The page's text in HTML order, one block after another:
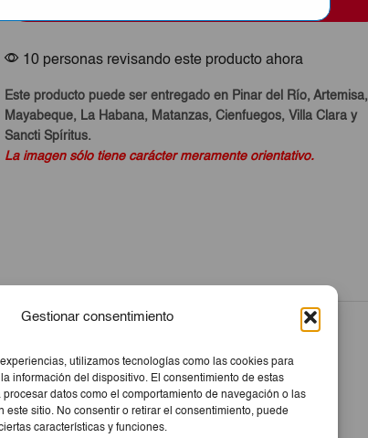
Gestionar consentimiento
utilizamos tecnologías como las cookies para
información del dispositivo. El consentimiento de estas
datos como el comportamiento de navegación o las
este sitio. No consentir o retirar el consentimiento, puede
características y funciones.
€12,00.€9,60.
10 personas revisando este producto ahora
Este producto puede ser entregado en Pinar del Río, Artemisa,
Mayabeque, La Habana, Matanzas, Cienfuegos, Villa Clara y
Sancti Spíritus.
La imagen sólo tiene carácter meramente orientativo.